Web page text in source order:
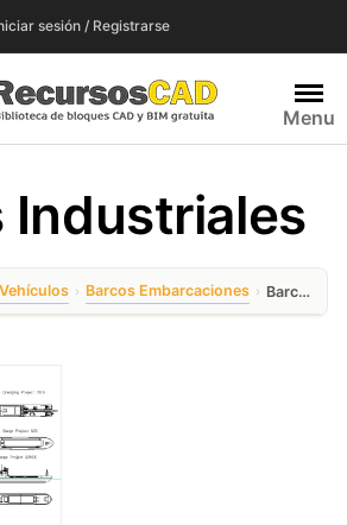
sesión / Registrarse
Menu
Industriales
› Barcos Embarcaciones › Barcos Industriales